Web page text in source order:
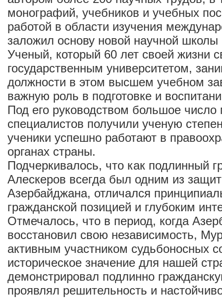
монографий, учебников и учебных
работой в области изучения
заложил основу новой научной
Ученый, который 60 лет своей жизни
государственным университетом,
должности в этом высшем учебном
важную роль в подготовке и
Под его руководством большое
специалистов получили ученую
ученики успешно работают в
органах страны.
Подчеркивалось, что как подлинный
Алескеров всегда был одним из
Азербайджана, отличался
гражданской позицией и глубоким
Отмечалось, что в период, когда
восстановил свою независимость,
активным участником судьбоносных
историческое значение для нашей
демонстрировал подлинно
проявлял решительность и